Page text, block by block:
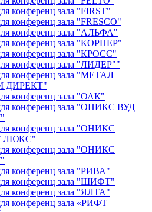
конференц зала "FIRST"
конференц зала "FRESCO"
конференц зала "АЛЬФА"
конференц зала "КОРНЕР"
конференц зала "КРОСС"
конференц зала "ЛИДЕР""
конференц зала "МЕТАЛ
ДИРЕКТ"
конференц зала "ОАК"
конференц зала "ОНИКС ВУД
конференц зала "ОНИКС
ЛЮКС"
конференц зала "ОНИКС
конференц зала "РИВА"
конференц зала "ШИФТ"
конференц зала "ЯЛТА"
конференц зала «РИФТ